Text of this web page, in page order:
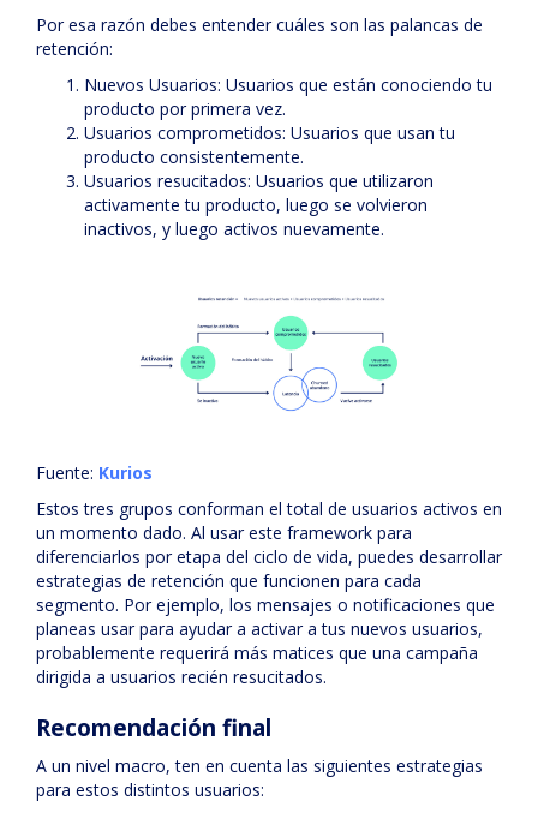
Por esa razón debes entender cuáles son las palancas de
retención:
Nuevos Usuarios: Usuarios que están conociendo tu
producto por primera vez.
Usuarios comprometidos: Usuarios que usan tu
producto consistentemente.
Usuarios resucitados: Usuarios que utilizaron
activamente tu producto, luego se volvieron
inactivos, y luego activos nuevamente.
Fuente: Kurios
Estos tres grupos conforman el total de usuarios activos en
un momento dado. Al usar este framework para
diferenciarlos por etapa del ciclo de vida, puedes desarrollar
estrategias de retención que funcionen para cada
segmento. Por ejemplo, los mensajes o notificaciones que
planeas usar para ayudar a activar a tus nuevos usuarios,
probablemente requerirá más matices que una campaña
dirigida a usuarios recién resucitados.
Recomendación final
A un nivel macro, ten en cuenta las siguientes estrategias
para estos distintos usuarios: